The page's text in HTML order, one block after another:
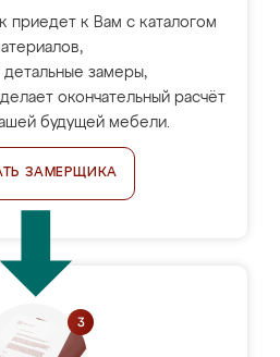
приедет к Вам с каталогом
замеры,
окончательный расчёт
будущей мебели.
ЗАМЕРЩИКА